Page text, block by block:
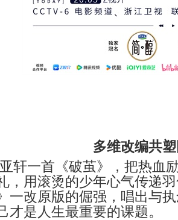
多维改编共
轩一首《破茧》，把热血
，用滚烫的少年心气传递
一改原版的倔强，唱出与
才是人生最重要的课题。